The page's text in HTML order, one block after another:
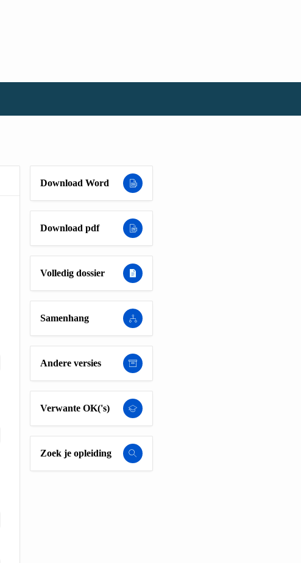
Download Word
Download pdf
Volledig dossier
Samenhang
Andere versies
Verwante OK('s)
Zoek je opleiding